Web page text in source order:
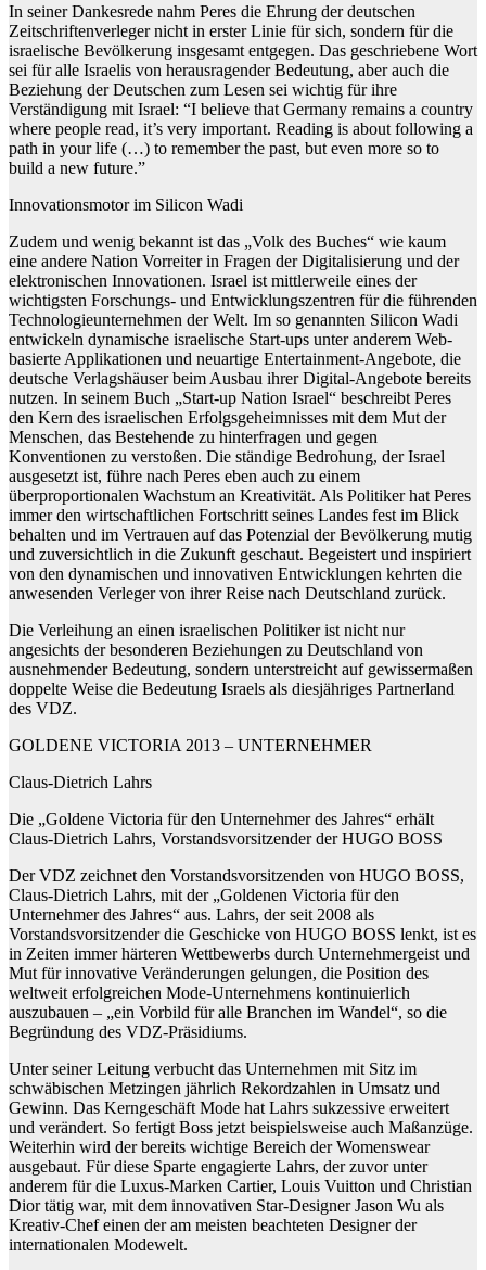
In seiner Dankesrede nahm Peres die Ehrung der deutschen
Zeitschriftenverleger nicht in erster Linie für sich, sondern für die
israelische Bevölkerung insgesamt entgegen. Das geschriebene Wort
sei für alle Israelis von herausragender Bedeutung, aber auch die
Beziehung der Deutschen zum Lesen sei wichtig für ihre
Verständigung mit Israel: “I believe that Germany remains a country
where people read, it’s very important. Reading is about following a
path in your life (…) to remember the past, but even more so to
build a new future.”
Innovationsmotor im Silicon Wadi
Zudem und wenig bekannt ist das „Volk des Buches“ wie kaum
eine andere Nation Vorreiter in Fragen der Digitalisierung und der
elektronischen Innovationen. Israel ist mittlerweile eines der
wichtigsten Forschungs- und Entwicklungszentren für die führenden
Technologieunternehmen der Welt. Im so genannten Silicon Wadi
entwickeln dynamische israelische Start-ups unter anderem Web-
basierte Applikationen und neuartige Entertainment-Angebote, die
deutsche Verlagshäuser beim Ausbau ihrer Digital-Angebote bereits
nutzen. In seinem Buch „Start-up Nation Israel“ beschreibt Peres
den Kern des israelischen Erfolgsgeheimnisses mit dem Mut der
Menschen, das Bestehende zu hinterfragen und gegen
Konventionen zu verstoßen. Die ständige Bedrohung, der Israel
ausgesetzt ist, führe nach Peres eben auch zu einem
überproportionalen Wachstum an Kreativität. Als Politiker hat Peres
immer den wirtschaftlichen Fortschritt seines Landes fest im Blick
behalten und im Vertrauen auf das Potenzial der Bevölkerung mutig
und zuversichtlich in die Zukunft geschaut. Begeistert und inspiriert
von den dynamischen und innovativen Entwicklungen kehrten die
anwesenden Verleger von ihrer Reise nach Deutschland zurück.
Die Verleihung an einen israelischen Politiker ist nicht nur
angesichts der besonderen Beziehungen zu Deutschland von
ausnehmender Bedeutung, sondern unterstreicht auf gewissermaßen
doppelte Weise die Bedeutung Israels als diesjähriges Partnerland
des VDZ.
GOLDENE VICTORIA 2013 – UNTERNEHMER
Claus-Dietrich Lahrs
Die „Goldene Victoria für den Unternehmer des Jahres“ erhält
Claus-Dietrich Lahrs, Vorstandsvorsitzender der HUGO BOSS
Der VDZ zeichnet den Vorstandsvorsitzenden von HUGO BOSS,
Claus-Dietrich Lahrs, mit der „Goldenen Victoria für den
Unternehmer des Jahres“ aus. Lahrs, der seit 2008 als
Vorstandsvorsitzender die Geschicke von HUGO BOSS lenkt, ist es
in Zeiten immer härteren Wettbewerbs durch Unternehmergeist und
Mut für innovative Veränderungen gelungen, die Position des
weltweit erfolgreichen Mode-Unternehmens kontinuierlich
auszubauen – „ein Vorbild für alle Branchen im Wandel“, so die
Begründung des VDZ-Präsidiums.
Unter seiner Leitung verbucht das Unternehmen mit Sitz im
schwäbischen Metzingen jährlich Rekordzahlen in Umsatz und
Gewinn. Das Kerngeschäft Mode hat Lahrs sukzessive erweitert
und verändert. So fertigt Boss jetzt beispielsweise auch Maßanzüge.
Weiterhin wird der bereits wichtige Bereich der Womenswear
ausgebaut. Für diese Sparte engagierte Lahrs, der zuvor unter
anderem für die Luxus-Marken Cartier, Louis Vuitton und Christian
Dior tätig war, mit dem innovativen Star-Designer Jason Wu als
Kreativ-Chef einen der am meisten beachteten Designer der
internationalen Modewelt.